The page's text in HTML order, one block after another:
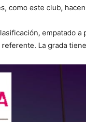
como este club,
empatado a
La grada